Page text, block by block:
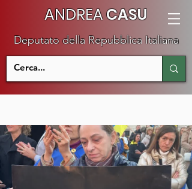
ANDREACASU
Deputato della Repubblica Italiana